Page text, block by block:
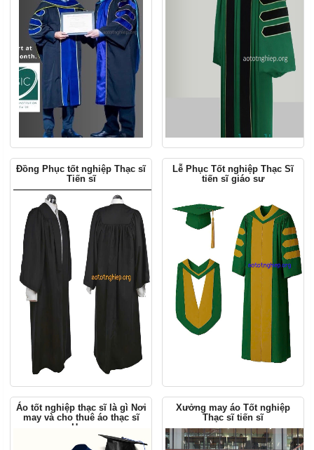
Đồng Phục tốt nghiệp Thạc sĩ
Tiến sĩ
Lễ Phục Tốt nghiệp Thạc Sĩ
tiến sĩ giáo sư
Áo tốt nghiệp thạc sĩ là gì Nơi
may và cho thuê áo thạc sĩ
Hcm
Xưởng may áo Tốt nghiệp
Thạc sĩ tiến sĩ